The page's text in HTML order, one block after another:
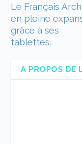
Le Français
en pleine
grâce à ses
tablettes.
A PROPOS DE